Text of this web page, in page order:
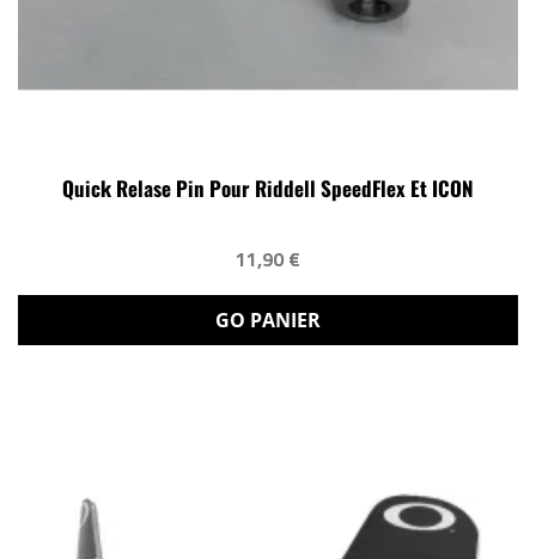
Quick Relase Pin Pour Riddell SpeedFlex Et ICON
11,90 €
GO PANIER